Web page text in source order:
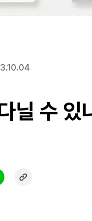
닐 수 있